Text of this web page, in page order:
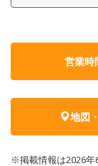
営業時
地図
※掲載情報は2026年